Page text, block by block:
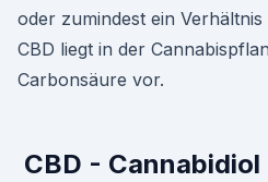
oder zumindest ein Verhältnis
CBD liegt in der
Carbonsäure vor.
CBD -